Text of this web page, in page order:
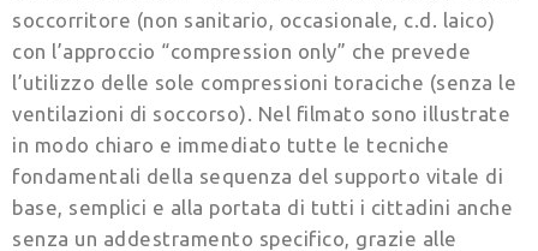
soccorritore (non sanitario, occasionale, c.d. laico)
con l’approccio “compression only” che prevede
l’utilizzo delle sole compressioni toraciche (senza le
ventilazioni di soccorso). Nel filmato sono illustrate
in modo chiaro e immediato tutte le tecniche
fondamentali della sequenza del supporto vitale di
base, semplici e alla portata di tutti i cittadini anche
senza un addestramento specifico, grazie alle